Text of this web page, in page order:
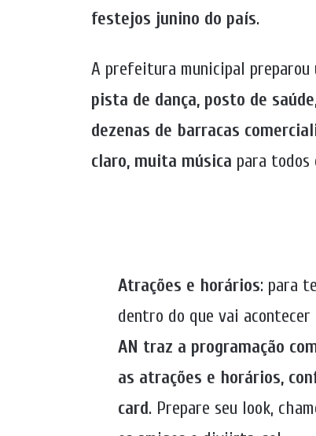
festejos junino do país.
A prefeitura municipal preparou
pista de dança, posto de
dezenas de barracas
claro, muita música para todos
Atrações e horários: para
dentro do que vai acontecer
AN traz a programação
as atrações e horários,
card. Prepare seu look,